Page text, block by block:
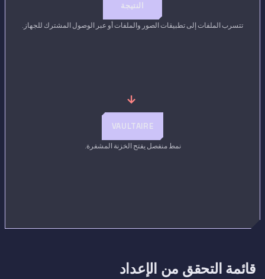
النتيجة
تتسرب الملفات إلى تطبيقات الصور والملفات أو عبر الوصول المشترك للجهاز.
→
VAULTAIRE
نمط منفصل يفتح الخزنة المشفرة.
قائمة التحقق من الإعداد